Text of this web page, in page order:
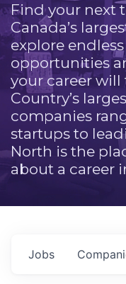
Find your next
Canada’s
explore
opportunities
your career
Country’s
companies
startups to
North is the
about a career
Jobs